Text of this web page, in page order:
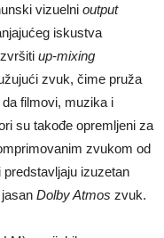
vizuelni output
iskustva
up-mixing
zvuk, čime pruža
filmovi, muzika i
su takođe opremljeni za
zvukom od
izuzetan
Dolby Atmos zvuk.